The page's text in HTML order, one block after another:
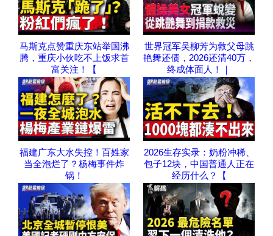
马斯克点赞重庆东站举国沸
腾，重庆小伙吃不上饭求首
富关注！【
世界冠军吴柳芳为救父母跳
艳舞还债，2026还清40万，
终成体面人！｜
福建广东大水失控！百姓家
当全泡烂了？杨梅事件炸
锅！
2026生存实录：奶粉冲稀、
包子12块，中国普通人正在
经历什么？【